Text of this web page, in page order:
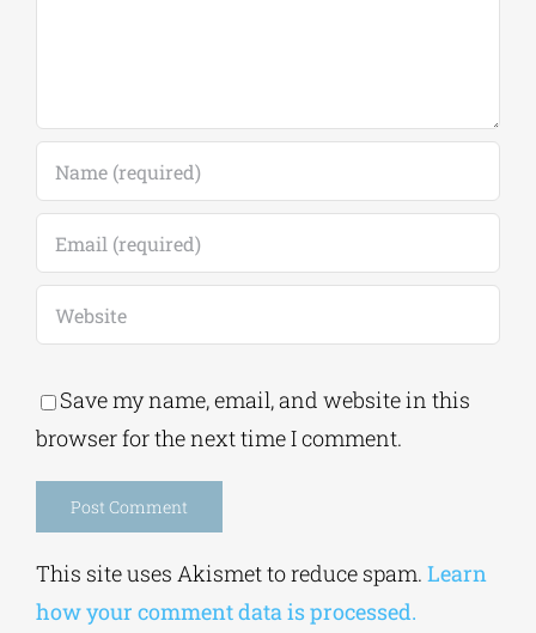
Save my name, email, and website in this
browser for the next time I comment.
Alternative:
This site uses Akismet to reduce spam. Learn